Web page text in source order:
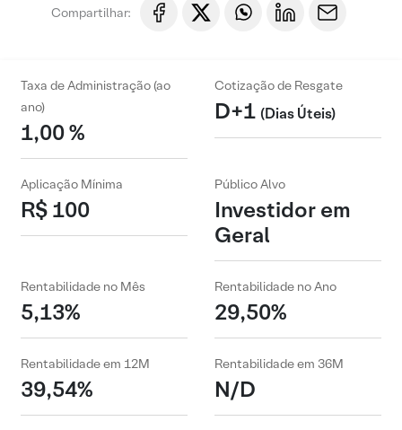
Compartilhar:
Taxa de Administração (ao
ano)
1,00 %
Cotização de Resgate
D+1 (Dias Úteis)
Aplicação Mínima
R$ 100
Público Alvo
Investidor em
Geral
Rentabilidade no Mês
5,13%
Rentabilidade no Ano
29,50%
Rentabilidade em 12M
39,54%
Rentabilidade em 36M
N/D